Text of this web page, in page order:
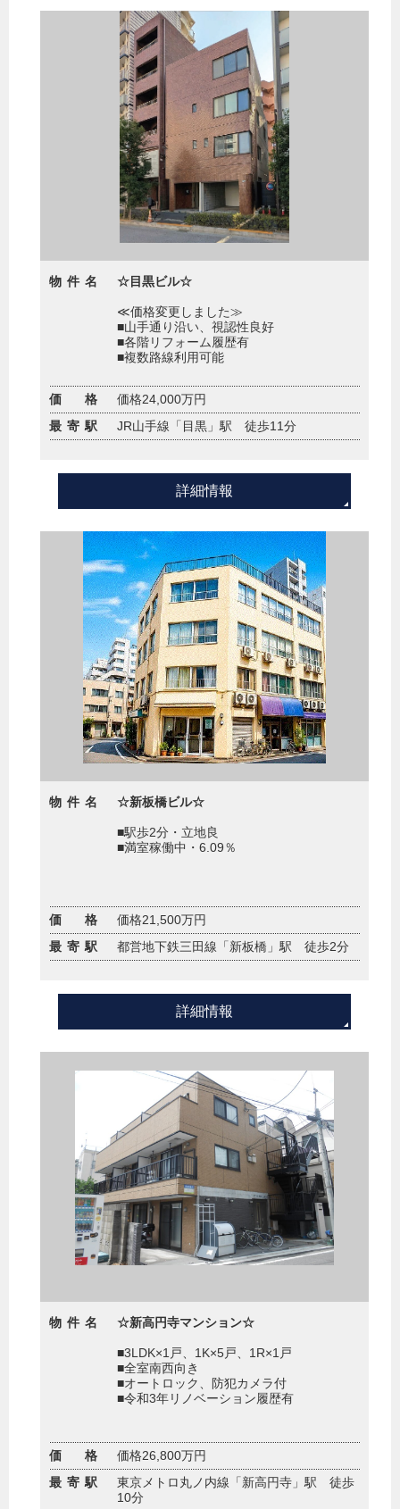
物件名 ☆目黒ビル☆
≪価格変更しました≫
■山手通り沿い、視認性良好
■各階リフォーム履歴有
■複数路線利用可能
価 格
価格24,000万円
最寄駅
JR山手線「目黒」駅 徒歩11分
詳細情報
物件名 ☆新板橋ビル☆
■駅歩2分・立地良
■満室稼働中・6.09％
価 格
価格21,500万円
最寄駅
都営地下鉄三田線「新板橋」駅 徒歩2分
詳細情報
物件名 ☆新高円寺マンション☆
■3LDK×1戸、1K×5戸、1R×1戸
■全室南西向き
■オートロック、防犯カメラ付
■令和3年リノベーション履歴有
価 格
価格26,800万円
最寄駅
東京メトロ丸ノ内線「新高円寺」駅 徒歩
10分